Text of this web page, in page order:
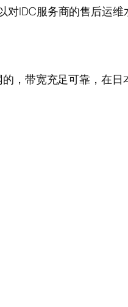
IDC服务商的售后运
，带宽充足可靠，在